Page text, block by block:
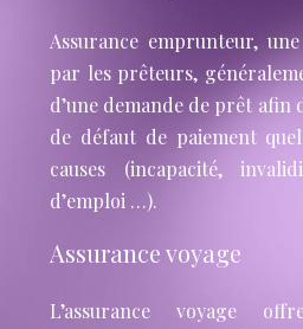
Assurance emprunteur,
par les prêteurs,
d’une demande de prêt afin
de défaut de paiement
causes (incapacité,
d’emploi …).
Assurance voyage
L’assurance voyage